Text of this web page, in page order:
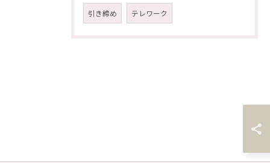
引き締め テレワーク